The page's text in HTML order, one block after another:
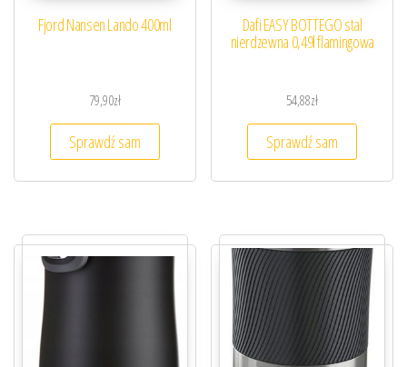
Fjord Nansen Lando 400ml
79,90zł
Sprawdź sam
Dafi EASY BOTTEGO stal
nierdzewna 0,49l flamingowa
54,88zł
Sprawdź sam